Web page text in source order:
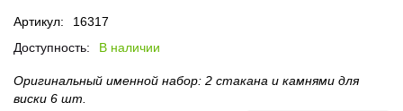
Артикул:
16317
Доступность:
В наличии
Оригинальный именной набор: 2 стакана и камнями для
виски 6 шт.